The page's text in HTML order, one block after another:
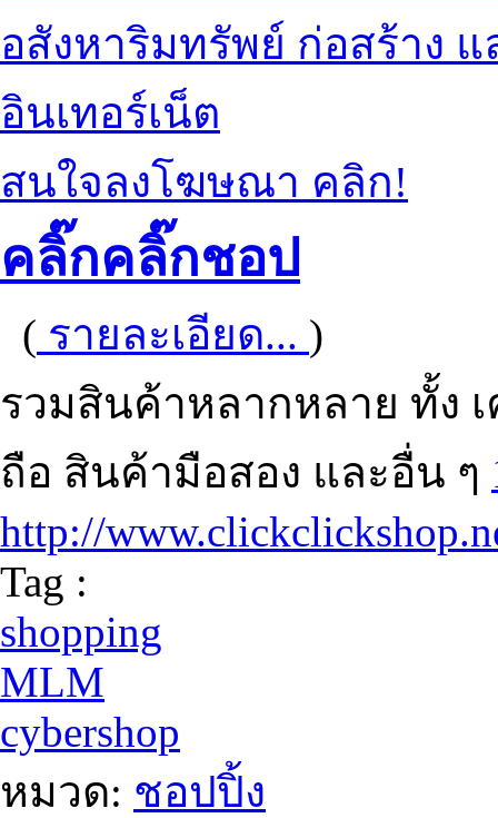
อสังหาริมทรัพย์ ก่อสร้าง
อินเทอร์เน็ต
สนใจลงโฆษณา คลิก!
คลิ๊กคลิ๊กชอป
( รายละเอียด... )
รวมสินค้าหลากหลาย ทั้ง
ถือ สินค้ามือสอง และอื่น ๆ
http://
Tag :
shopping
MLM
cybershop
หมวด: ชอปปิ้ง